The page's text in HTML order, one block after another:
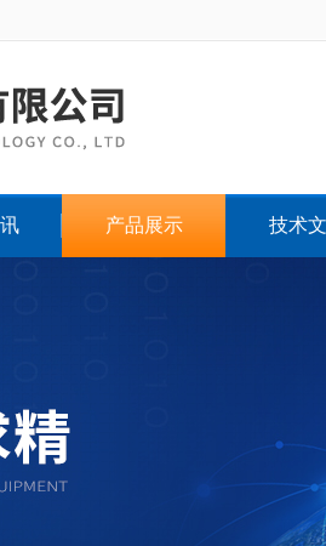
产品展示 技术